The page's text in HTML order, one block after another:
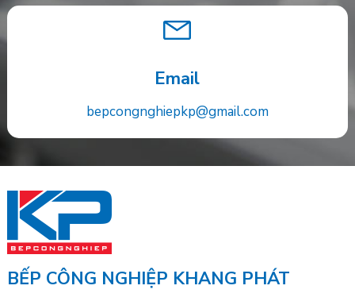
Email
bepcongnghiepkp@gmail.com
BẾP CÔNG NGHIỆP KHANG PHÁT